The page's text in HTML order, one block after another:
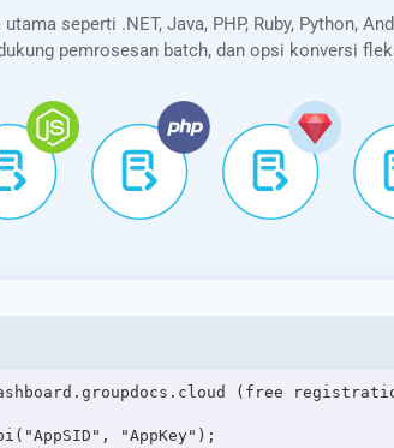
seperti .NET, Java, PHP, Ruby, Python,
pemrosesan batch, dan opsi konversi
(free
"AppKey");